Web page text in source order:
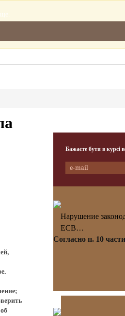
Клієнти Наша
Бажаєте бути в курсі
Нарушение
ЕСВ…
Согласно п. 10